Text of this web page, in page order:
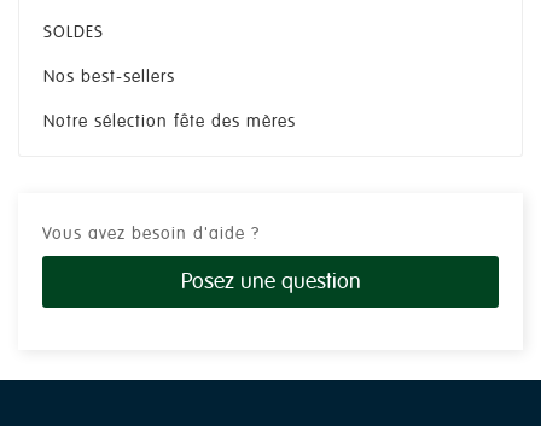
SOLDES
Nos best-sellers
Notre sélection fête des mères
Vous avez besoin d'aide ?
Posez une question